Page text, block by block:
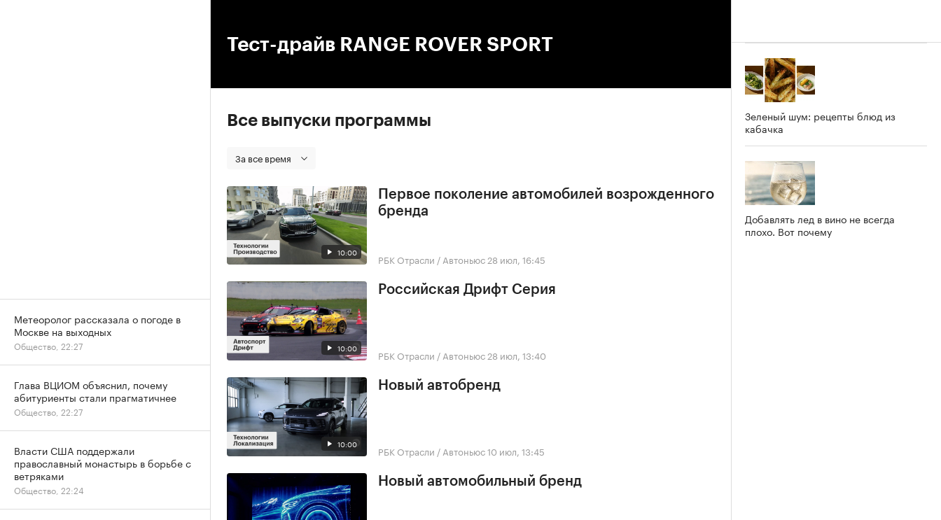
Тест-драйв RANGE ROVER SPORT
Все выпуски программы
За все время
10:00
Первое поколение автомобилей возрожденного
бренда
РБК Отрасли / Автоньюс 28 июл, 16:45
10:00
Российская Дрифт Серия
РБК Отрасли / Автоньюс 28 июл, 13:40
10:00
Новый автобренд
РБК Отрасли / Автоньюс10 июл, 13:45
Новый автомобильный бренд
Зеленый шум: рецепты блюд из
кабачка
Добавлять лед в вино не всегда
плохо. Вот почему
Метеоролог рассказала о погоде в
Москве на выходных
Общество, 22:27
Глава ВЦИОМ объяснил, почему
абитуриенты стали прагматичнее
Общество, 22:27
Власти США поддержали
православный монастырь в борьбе с
ветряками
Общество, 22:24